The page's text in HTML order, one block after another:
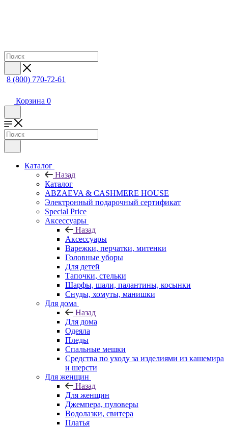
8 (800) 770-72-61
Корзина 0
Каталог
Назад
Каталог
ABZAEVA & CASHMERE HOUSE
Электронный подарочный сертификат
Special Price
Аксессуары
Назад
Аксессуары
Варежки, перчатки, митенки
Головные уборы
Для детей
Тапочки, стельки
Шарфы, шали, палантины, косынки
Снуды, хомуты, манишки
Для дома
Назад
Для дома
Одеяла
Пледы
Спальные мешки
Средства по уходу за изделиями из кашемира
и шерсти
Для женщин
Назад
Для женщин
Джемпера, пуловеры
Водолазки, свитера
Платья